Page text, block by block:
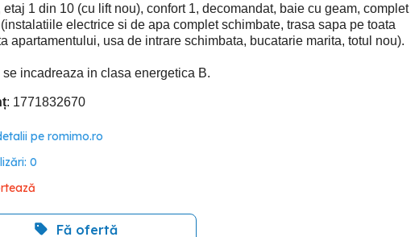
etaj 1 din 10 (cu lift nou), confort 1, decomandat, baie cu geam, complet
electrice si de apa complet schimbate, trasa sapa pe toata
apartamentului, usa de intrare schimbata, bucatarie marita, totul nou).
se incadreaza in clasa energetica B.
: 1771832670
pe romimo.ro
0
Fă ofertă